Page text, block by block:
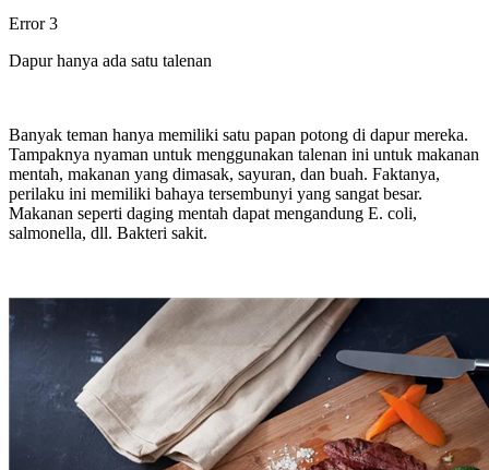
Error 3
Dapur hanya ada satu talenan
Banyak teman hanya memiliki satu papan potong di dapur mereka.
Tampaknya nyaman untuk menggunakan talenan ini untuk makanan
mentah, makanan yang dimasak, sayuran, dan buah. Faktanya,
perilaku ini memiliki bahaya tersembunyi yang sangat besar.
Makanan seperti daging mentah dapat mengandung E. coli,
salmonella, dll. Bakteri sakit.